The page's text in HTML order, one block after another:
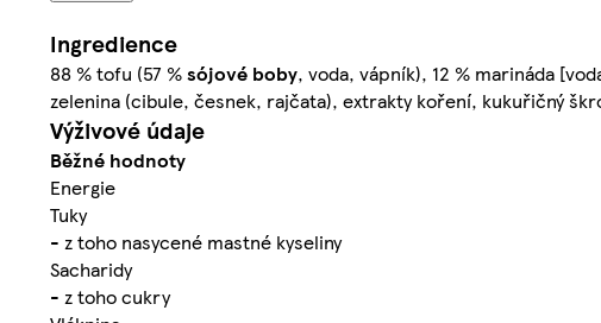
Ingredience
88 % tofu (57 %sójové boby, voda, vápník), 12 % marináda
zelenina (cibule, česnek, rajčata), extrakty koření, kukuřičný
Výživové údaje
Běžné hodnoty
Energie
Tuky
- z toho nasycené mastné kyseliny
Sacharidy
- z toho cukry